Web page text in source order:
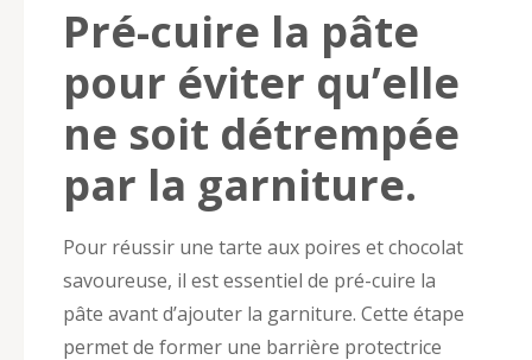
Pré-cuire la pâte
pour éviter qu’elle
ne soit détrempée
par la garniture.
Pour réussir une tarte aux poires et chocolat
savoureuse, il est essentiel de pré-cuire la
pâte avant d’ajouter la garniture. Cette étape
permet de former une barrière protectrice